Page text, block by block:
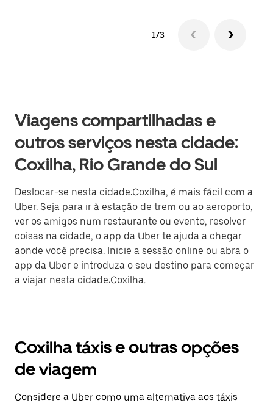
1/3
Viagens compartilhadas e
outros serviços nesta cidade:
Coxilha, Rio Grande do Sul
Deslocar-se nesta cidade:Coxilha, é mais fácil com a
Uber. Seja para ir à estação de trem ou ao aeroporto,
ver os amigos num restaurante ou evento, resolver
coisas na cidade, o app da Uber te ajuda a chegar
aonde você precisa. Inicie a sessão online ou abra o
app da Uber e introduza o seu destino para começar
a viajar nesta cidade:Coxilha.
Coxilha táxis e outras opções
de viagem
Considere a Uber como uma alternativa aos táxis